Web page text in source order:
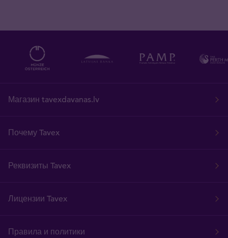
Магазин tavexdavanas.lv
Почему Tavex
Реквизиты Tavex
Лицензии Tavex
Правила и политики